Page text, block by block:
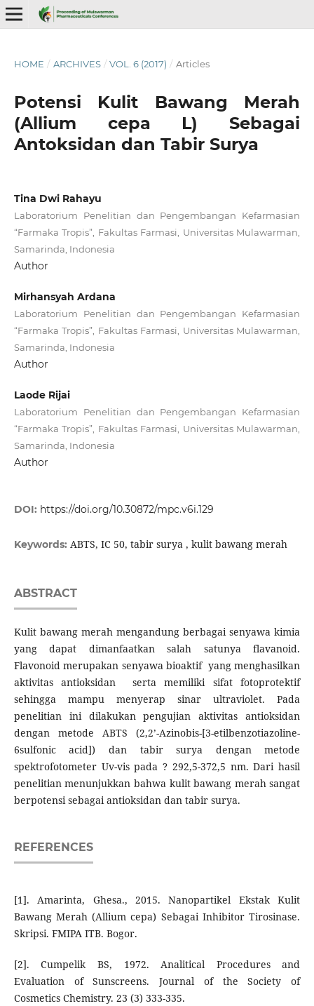
HOME / ARCHIVES / VOL. 6 (2017) / Articles
Potensi Kulit Bawang Merah
(Allium cepa L) Sebagai
Antoksidan dan Tabir Surya
Tina Dwi Rahayu
Laboratorium Penelitian dan Pengembangan Kefarmasian
“Farmaka Tropis”, Fakultas Farmasi, Universitas Mulawarman,
Samarinda, Indonesia
Author
Mirhansyah Ardana
Laboratorium Penelitian dan Pengembangan Kefarmasian
“Farmaka Tropis”, Fakultas Farmasi, Universitas Mulawarman,
Samarinda, Indonesia
Author
Laode Rijai
Laboratorium Penelitian dan Pengembangan Kefarmasian
“Farmaka Tropis”, Fakultas Farmasi, Universitas Mulawarman,
Samarinda, Indonesia
Author
DOI: https://doi.org/10.30872/mpc.v6i.129
Keywords: ABTS, IC 50, tabir surya , kulit bawang merah
ABSTRACT
Kulit bawang merah mengandung berbagai senyawa kimia
yang dapat dimanfaatkan salah satunya flavanoid.
Flavonoid merupakan senyawa bioaktif yang menghasilkan
aktivitas antioksidan serta memiliki sifat fotoprotektif
sehingga mampu menyerap sinar ultraviolet. Pada
penelitian ini dilakukan pengujian aktivitas antioksidan
dengan metode ABTS (2,2’-Azinobis-[3-etilbenzotiazoline-
6sulfonic acid]) dan tabir surya dengan metode
spektrofotometer Uv-vis pada ? 292,5-372,5 nm. Dari hasil
penelitian menunjukkan bahwa kulit bawang merah sangat
berpotensi sebagai antioksidan dan tabir surya.
REFERENCES
[1]. Amarinta, Ghesa., 2015. Nanopartikel Ekstak Kulit
Bawang Merah (Allium cepa) Sebagai Inhibitor Tirosinase.
Skripsi. FMIPA ITB. Bogor.
[2]. Cumpelik BS, 1972. Analitical Procedures and
Evaluation of Sunscreens. Journal of the Society of
Cosmetics Chemistry. 23 (3) 333-335.